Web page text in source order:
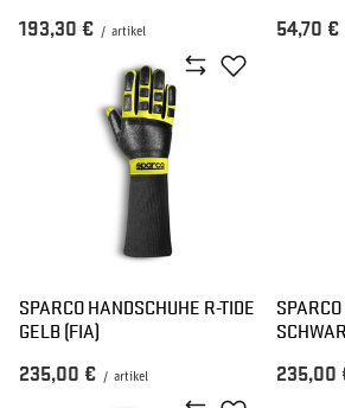
193,30 € / artikel 54,70 €
SPARCO HANDSCHUHE R-TIDE
GELB (FIA)
235,00 € / artikel 235,00